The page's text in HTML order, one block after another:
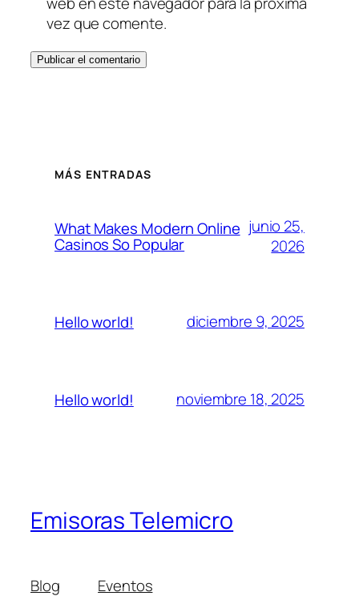
vez que comente.
MÁS ENTRADAS
What Makes Modern Online
Casinos So Popular
junio 25,
2026
Hello world! diciembre 9, 2025
Hello world! noviembre 18, 2025
Emisoras Telemicro
Blog
Eventos